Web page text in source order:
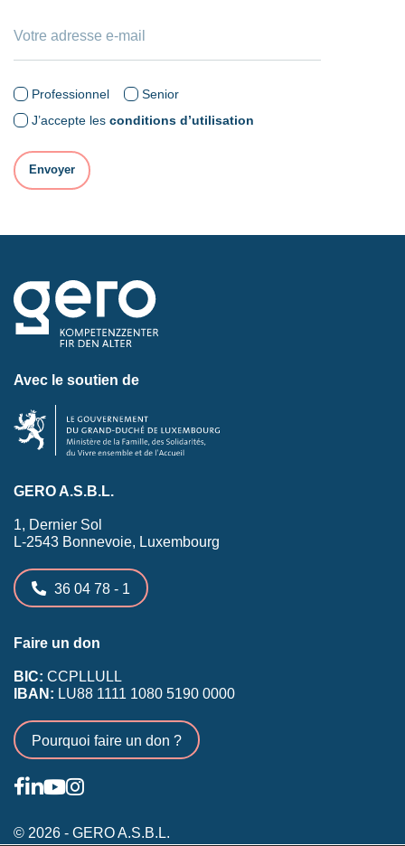
Professionnel
Senior
J’accepte les conditions d’utilisation
Avec le soutien de
GERO A.S.B.L.
1, Dernier Sol
L-2543 Bonnevoie, Luxembourg
36 04 78 - 1
Faire un don
BIC: CCPLLULL
IBAN: LU88 1111 1080 5190 0000
Pourquoi faire un don ?
© 2026 - GERO A.S.B.L.